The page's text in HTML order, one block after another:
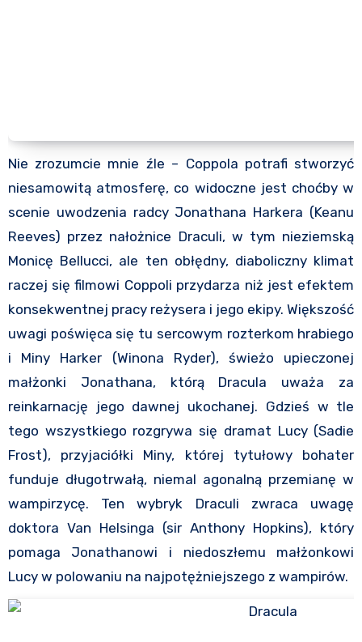
Nie zrozumcie mnie źle – Coppola potrafi stworzyć
niesamowitą atmosferę, co widoczne jest choćby w
scenie uwodzenia radcy Jonathana Harkera (Keanu
Reeves) przez nałożnice Draculi, w tym nieziemską
Monicę Bellucci, ale ten obłędny, diaboliczny klimat
raczej się filmowi Coppoli przydarza niż jest efektem
konsekwentnej pracy reżysera i jego ekipy. Większość
uwagi poświęca się tu sercowym rozterkom hrabiego
i Miny Harker (Winona Ryder), świeżo upieczonej
małżonki Jonathana, którą Dracula uważa za
reinkarnację jego dawnej ukochanej. Gdzieś w tle
tego wszystkiego rozgrywa się dramat Lucy (Sadie
Frost), przyjaciółki Miny, której tytułowy bohater
funduje długotrwałą, niemal agonalną przemianę w
wampirzycę. Ten wybryk Draculi zwraca uwagę
doktora Van Helsinga (sir Anthony Hopkins), który
pomaga Jonathanowi i niedoszłemu małżonkowi
Lucy w polowaniu na najpotężniejszego z wampirów.